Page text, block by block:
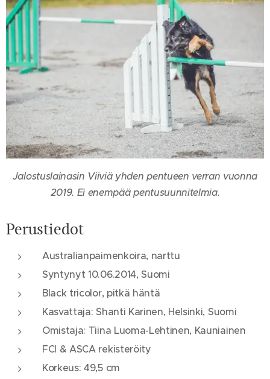
Jalostuslainasin Viiviä yhden pentueen verran vuonna
2019. Ei enempää pentusuunnitelmia.
Perustiedot
Australianpaimenkoira, narttu
Syntynyt 10.06.2014, Suomi
Black tricolor, pitkä häntä
Kasvattaja: Shanti Karinen, Helsinki, Suomi
Omistaja: Tiina Luoma-Lehtinen, Kauniainen
FCI & ASCA rekisteröity
Korkeus: 49,5 cm